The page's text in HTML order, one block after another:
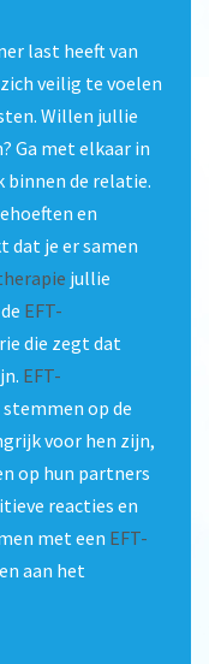
last heeft van
veilig te voelen
Willen jullie
Ga met elkaar in
binnen de relatie.
en
dat je er samen
jullie
EFT-
die zegt dat
EFT-
op de
voor hen zijn,
op hun partners
reacties en
met een EFT-
aan het